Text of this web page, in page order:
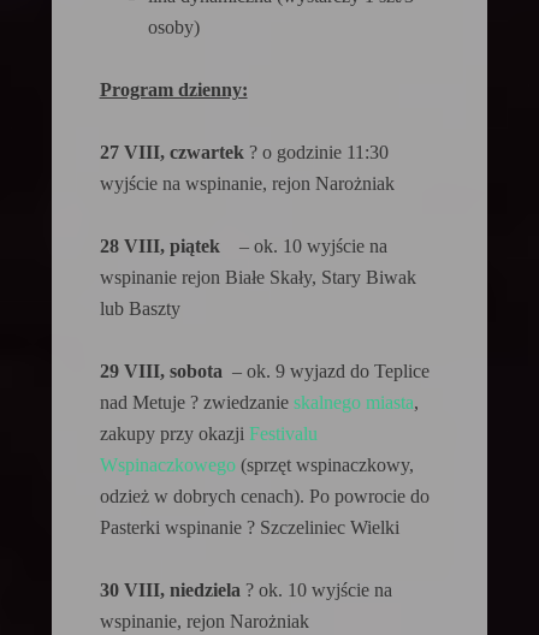
osoby)
Program dzienny:
27 VIII, czwartek ? o godzinie 11:30
wyjście na wspinanie, rejon Narożniak
28 VIII, piątek – ok. 10 wyjście na
wspinanie rejon Białe Skały, Stary Biwak
lub Baszty
29 VIII, sobota – ok. 9 wyjazd do Teplice
nad Metuje ? zwiedzanie skalnego miasta,
zakupy przy okazji Festivalu
Wspinaczkowego(sprzęt wspinaczkowy,
odzież w dobrych cenach). Po powrocie do
Pasterki wspinanie ? Szczeliniec Wielki
30 VIII, niedziela ? ok. 10 wyjście na
wspinanie, rejon Narożniak